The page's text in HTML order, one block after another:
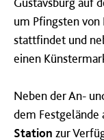
um Pfingsten von
stattfindet und
einen
Neben der An-
dem Festgelände
Station zur